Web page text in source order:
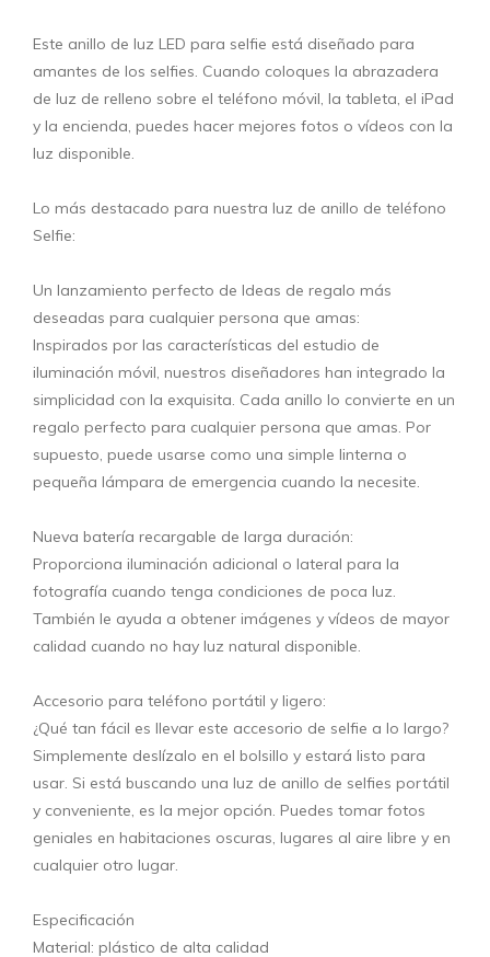
Este anillo de luz LED para selfie está diseñado para
amantes de los selfies. Cuando coloques la abrazadera
de luz de relleno sobre el teléfono móvil, la tableta, el iPad
y la encienda, puedes hacer mejores fotos o vídeos con la
luz disponible.
Lo más destacado para nuestra luz de anillo de teléfono
Selfie:
Un lanzamiento perfecto de Ideas de regalo más
deseadas para cualquier persona que amas:
Inspirados por las características del estudio de
iluminación móvil, nuestros diseñadores han integrado la
simplicidad con la exquisita. Cada anillo lo convierte en un
regalo perfecto para cualquier persona que amas. Por
supuesto, puede usarse como una simple linterna o
pequeña lámpara de emergencia cuando la necesite.
Nueva batería recargable de larga duración:
Proporciona iluminación adicional o lateral para la
fotografía cuando tenga condiciones de poca luz.
También le ayuda a obtener imágenes y vídeos de mayor
calidad cuando no hay luz natural disponible.
Accesorio para teléfono portátil y ligero:
¿Qué tan fácil es llevar este accesorio de selfie a lo largo?
Simplemente deslízalo en el bolsillo y estará listo para
usar. Si está buscando una luz de anillo de selfies portátil
y conveniente, es la mejor opción. Puedes tomar fotos
geniales en habitaciones oscuras, lugares al aire libre y en
cualquier otro lugar.
Especificación
Material: plástico de alta calidad